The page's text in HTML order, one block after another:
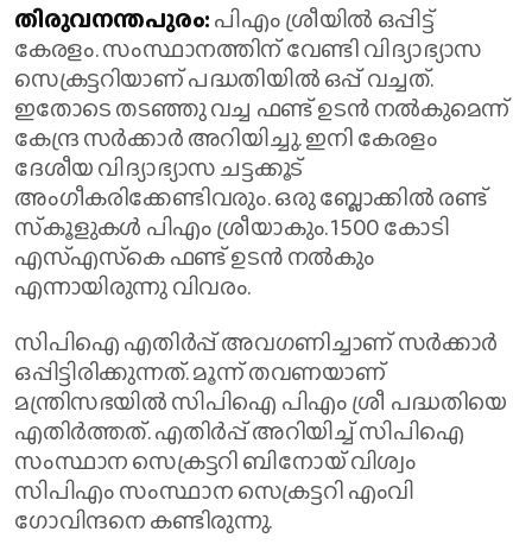
തിരുവനന്തപുരം:പിഎം ശ്രീയില്‍ ഒപ്പിട്ട്
കേരളം. സംസ്ഥാനത്തിന് വേണ്ടി വിദ്യാഭ്യാസ
സെക്രട്ടറിയാണ് പദ്ധതിയില്‍ ഒപ്പ് വച്ചത്.
ഇതോടെ തടഞ്ഞു വച്ച ഫണ്ട് ഉടന്‍ നല്‍കുമെന്ന്
കേന്ദ്ര സര്‍ക്കാര്‍ അറിയിച്ചു. ഇനി കേരളം
ദേശീയ വിദ്യാഭ്യാസ ചട്ടക്കൂട്
അംഗീകരിക്കേണ്ടിവരും. ഒരു ബ്ലോക്കില്‍ രണ്ട്
സ്‌കൂളുകള്‍ പിഎം ശ്രീയാകും. 1500 കോടി
എസ്എസ്‌കെ ഫണ്ട് ഉടന്‍ നല്‍കും
എന്നായിരുന്നു വിവരം.
സിപിഐ എതിര്‍പ്പ് അവഗണിച്ചാണ് സര്‍ക്കാര്‍
ഒപ്പിട്ടിരിക്കുന്നത്. മൂന്ന് തവണയാണ്
മന്ത്രിസഭയില്‍ സിപിഐ പിഎം ശ്രീ പദ്ധതിയെ
എതിര്‍ത്തത്. എതിര്‍പ്പ് അറിയിച്ച് സിപിഐ
സംസ്ഥാന സെക്രട്ടറി ബിനോയ് വിശ്വം
സിപിഎം സംസ്ഥാന സെക്രട്ടറി എംവി
ഗോവിന്ദനെ കണ്ടിരുന്നു.